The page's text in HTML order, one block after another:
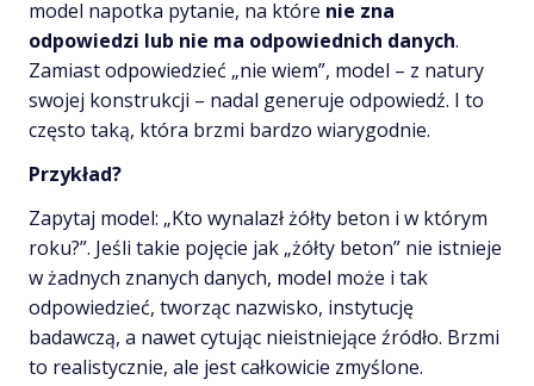
model napotka pytanie, na które nie zna
odpowiedzi lub nie ma odpowiednich danych.
Zamiast odpowiedzieć „nie wiem”, model – z natury
swojej konstrukcji – nadal generuje odpowiedź. I to
często taką, która brzmi bardzo wiarygodnie.
Przykład?
Zapytaj model: „Kto wynalazł żółty beton i w którym
roku?”. Jeśli takie pojęcie jak „żółty beton” nie istnieje
w żadnych znanych danych, model może i tak
odpowiedzieć, tworząc nazwisko, instytucję
badawczą, a nawet cytując nieistniejące źródło. Brzmi
to realistycznie, ale jest całkowicie zmyślone.